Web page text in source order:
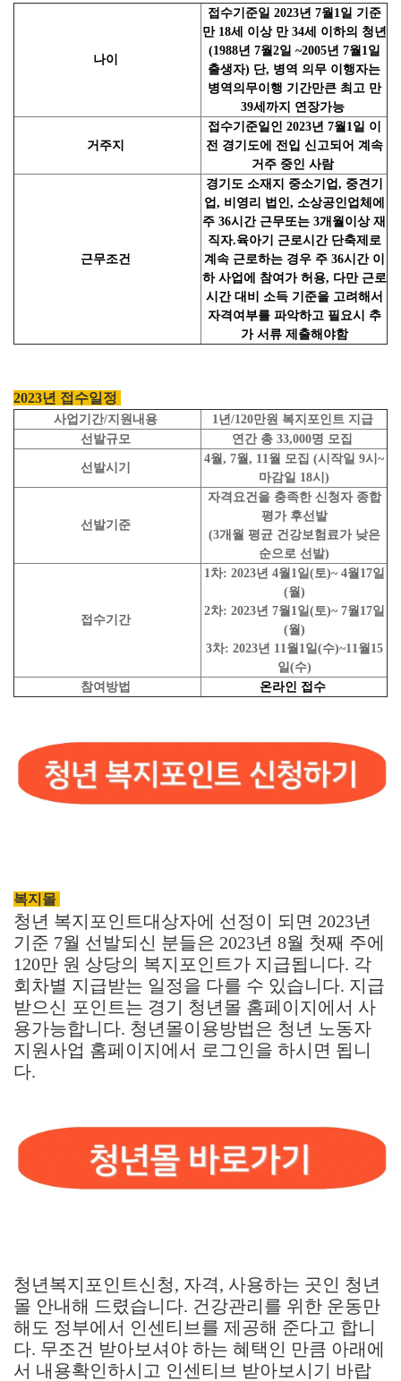
나이
접수기준일 2023년 7월1일 기준
만 18세 이상 만 34세 이하의 청년
(1988년 7월2일 ~2005년 7월1일
출생자) 단, 병역 의무 이행자는
병역의무이행 기간만큰 최고 만
39세까지 연장가능
거주지
접수기준일인 2023년 7월1일 이
전 경기도에 전입 신고되어 계속
거주 중인 사람
근무조건
경기도 소재지 중소기업, 중견기
업, 비영리 법인, 소상공인업체에
주 36시간 근무또는 3개월이상 재
직자.육아기 근로시간 단축제로
계속 근로하는 경우 주 36시간 이
하 사업에 참여가 허용, 다만 근로
시간 대비 소득 기준을 고려해서
자격여부를 파악하고 필요시 추
가 서류 제출해야함
2023년 접수일정
사업기간/지원내용
1년/120만원 복지포인트 지급
선발규모
연간 총 33,000명 모집
선발시기
4월, 7월, 11월 모집 (시작일 9시~
마감일 18시)
선발기준
자격요건을 충족한 신청자 종합
평가 후선발
(3개월 평균 건강보험료가 낮은
순으로 선발)
접수기간
1차: 2023년 4월1일(토)~ 4월17일
(월)
2차: 2023년 7월1일(토)~ 7월17일
(월)
3차: 2023년 11월1일(수)~11월15
일(수)
참여방법
온라인 접수
복지몰
청년 복지포인트대상자에 선정이 되면 2023년
기준 7월 선발되신 분들은 2023년 8월 첫째 주에
120만 원 상당의 복지포인트가 지급됩니다. 각
회차별 지급받는 일정을 다를 수 있습니다. 지급
받으신 포인트는 경기 청년몰 홈페이지에서 사
용가능합니다. 청년몰이용방법은 청년 노동자
지원사업 홈페이지에서 로그인을 하시면 됩니
다.
청년복지포인트신청, 자격, 사용하는 곳인 청년
몰 안내해 드렸습니다. 건강관리를 위한 운동만
해도 정부에서 인센티브를 제공해 준다고 합니
다. 무조건 받아보셔야 하는 혜택인 만큼 아래에
서 내용확인하시고 인센티브 받아보시기 바랍